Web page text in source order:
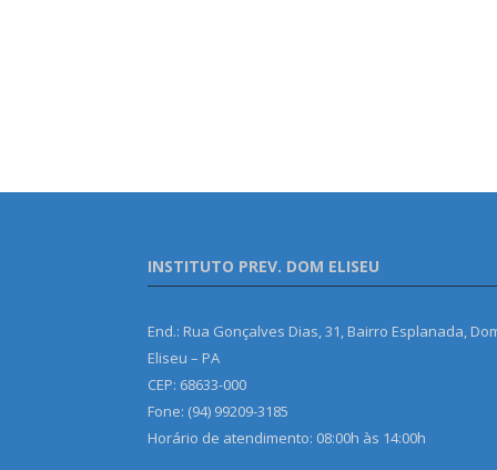
INSTITUTO PREV. DOM ELISEU
End.: Rua Gonçalves Dias, 31, Bairro Esplanada,
Eliseu – PA
CEP: 68633-000
Fone: (94) 99209-3185
Horário de atendimento: 08:00h às 14:00h